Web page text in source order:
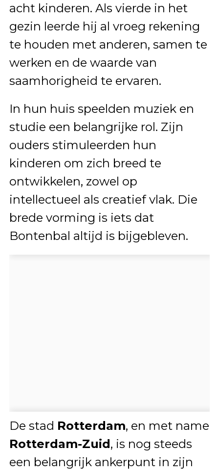
acht kinderen. Als vierde in het
gezin leerde hij al vroeg rekening
te houden met anderen, samen te
werken en de waarde van
saamhorigheid te ervaren.
In hun huis speelden muziek en
studie een belangrijke rol. Zijn
ouders stimuleerden hun
kinderen om zich breed te
ontwikkelen, zowel op
intellectueel als creatief vlak. Die
brede vorming is iets dat
Bontenbal altijd is bijgebleven.
De stad Rotterdam, en met name
Rotterdam-Zuid, is nog steeds
een belangrijk ankerpunt in zijn